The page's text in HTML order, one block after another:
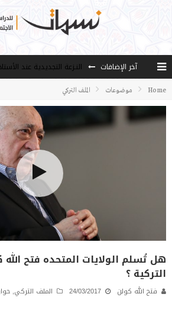
آخر الإضافات
الأستاذ عالما عارفا حكيما
مصادر العلم وسببه
Home موضوعات الملف التركي
هل تُسلم الولايات المتحده فتح
التركية ؟
فتح الله كولن 24/03/2017 الملف التركي,